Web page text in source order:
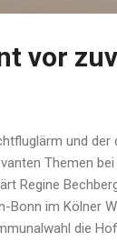
vor
und der
Themen
Regine
Bonn im Kölner
die